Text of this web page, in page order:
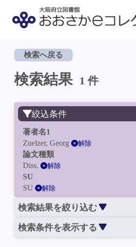
検索へ戻る
検索結果 1 件
絞込条件
著者名1
Zuelzer, Georg
解除
論文種類
Diss.
解除
SU
SU
解除
検索結果を絞り込む
検索条件を表示する